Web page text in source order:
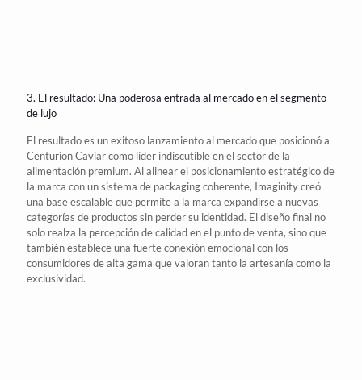
3. El resultado: Una poderosa entrada al mercado en el segmento
de lujo
El resultado es un exitoso lanzamiento al mercadoque posicionó a
Centurion Caviarcomo líder indiscutible en elsector de la
alimentación premium. Al alinear el posicionamiento estratégico de
la marca con unsistema de packagingcoherente, Imaginity creó
una base escalable que permite a la marca expandirse a nuevas
categorías de productos sin perder su identidad. El diseño final no
solo realza la percepción de calidad en el punto de venta, sino que
también establece una fuerte conexión emocional con los
consumidores de alta gama que valoran tanto la artesanía como la
exclusividad.